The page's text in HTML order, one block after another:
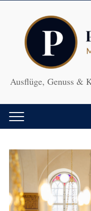
Ausflüge, Genuss &